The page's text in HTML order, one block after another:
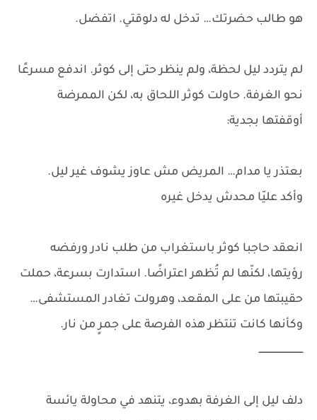
هو طالب حضرتك… تدخل له دلوقتي. اتفضل.
لم يتردد ليل لحظة، ولم ينظر حتى إلى كوثر. اندفع مسرعًا
نحو الغرفة. حاولت كوثر اللحاق به، لكن الممرضة
أوقفتها بجدية:
بعتذر يا مدام… المريض مش عاوز يشوف غير ليل.
وأكد عليّا محدش يدخل غيره
انعقد حاجبا كوثر باستغراب من طلب نادر ورفضه
رؤيتها، لكنّها لم تُظهر اعتراضًا. استدارت بسرعة، حملت
حقيبتها من على المقعد، وهرولت تغادر المستشفى…
وكأنها كانت تنتظر هذه الفرصة على جمرٍ من نار.
ـــــــــــــــــــــــــــــــ
دلف ليل إلى الغرفة بهدوء، يتنهد في محاولة يائسة